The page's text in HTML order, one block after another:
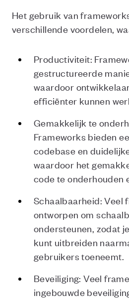
Het gebruik van
verschillende voordelen,
Productiviteit:
gestructureerde
waardoor
efficiënter kunnen
Gemakkelijk te
Frameworks bieden
codebase en
waardoor het
code te onderhouden
Schaalbaarheid: Veel
ontworpen om
ondersteunen, zodat
kunt uitbreiden
gebruikers toeneemt.
Beveiliging: Veel
ingebouwde